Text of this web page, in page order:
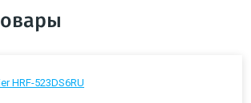
HRF-523DS6RU